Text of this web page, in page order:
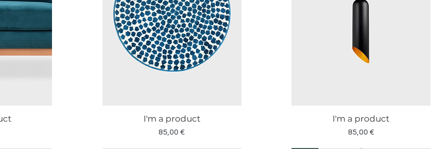
Vista rapida
I'm a product
Prezzo
85,00 €
Vista rapida
I'm a product
Prezzo
85,00 €